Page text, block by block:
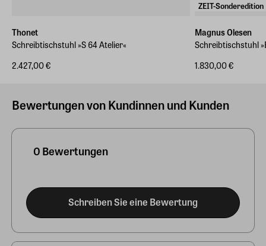
Thonet
Schreibtischstuhl »S 64 Atelier«
2.427,00 €
ZEIT-Sonderedition
Magnus Olesen
Schreibtischstuhl
1.830,00 €
Bewertungen von Kundinnen und Kunden
0 Bewertungen
Schreiben Sie eine Bewertung